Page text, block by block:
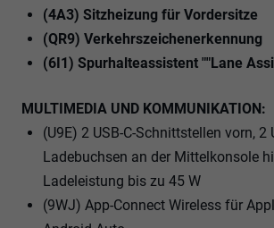
(4A3) Sitzheizung für Vordersitze
(QR9) Verkehrszeichenerkennung
(6I1) Spurhalteassistent ""Lane
MULTIMEDIA UND KOMMUNIKATION:
(U9E) 2 USB-C-Schnittstellen vorn, 2
Ladebuchsen an der Mittelkonsole
Ladeleistung bis zu 45 W
(9WJ) App-Connect Wireless für